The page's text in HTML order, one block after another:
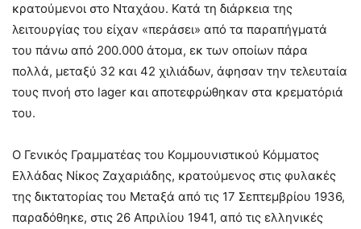
κρατούμενοι στο Νταχάου. Κατά τη διάρκεια της
λειτουργίας του είχαν «περάσει» από τα παραπήγματά
του πάνω από 200.000 άτομα, εκ των οποίων πάρα
πολλά, μεταξύ 32 και 42 χιλιάδων, άφησαν την τελευταία
τους πνοή στο lager και αποτεφρώθηκαν στα κρεματόριά
του.
Ο Γενικός Γραμματέας του Κομμουνιστικού Κόμματος
Ελλάδας Νίκος Ζαχαριάδης, κρατούμενος στις φυλακές
της δικτατορίας του Μεταξά από τις 17 Σεπτεμβρίου 1936,
παραδόθηκε, στις 26 Απριλίου 1941, από τις ελληνικές